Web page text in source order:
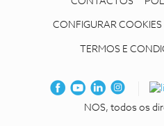
CONFIGURAR COOKIES
TERMOS E
NOS, todos os